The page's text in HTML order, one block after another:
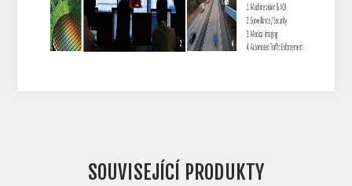
SOUVISEJÍCÍ PRODUKTY